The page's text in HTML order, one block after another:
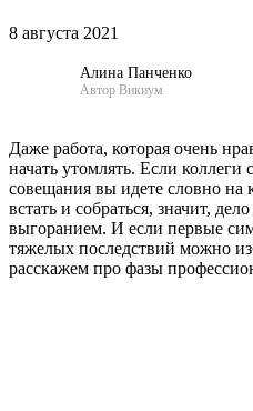
8 августа 2021
Алина Панченко
Автор Викиум
Даже работа, которая очень
начать утомлять. Если коллеги
совещания вы идете словно на
встать и собраться, значит,
выгоранием. И если первые
тяжелых последствий можно
расскажем про фазы